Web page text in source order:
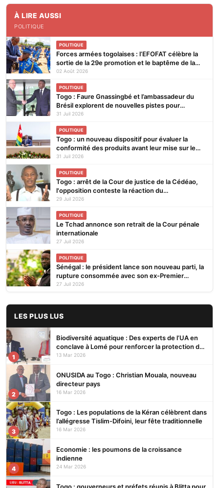
À LIRE AUSSI
POLITIQUE
POLITIQUE
Forces armées togolaises : l’EFOFAT célèbre la
sortie de la 29e promotion et le baptême de la
30e
02 Août 2026
POLITIQUE
Togo : Faure Gnassingbé et l’ambassadeur du
Brésil explorent de nouvelles pistes pour
renforcer la coopération bilatérale
31 Juil 2026
POLITIQUE
Togo : un nouveau dispositif pour évaluer la
conformité des produits avant leur mise sur le
marché
31 Juil 2026
POLITIQUE
Togo : arrêt de la Cour de justice de la Cédéao,
l'opposition conteste la réaction du
gouvernement
29 Juil 2026
POLITIQUE
Le Tchad annonce son retrait de la Cour pénale
internationale
27 Juil 2026
POLITIQUE
Sénégal : le président lance son nouveau parti, la
rupture consommée avec son ex-Premier
ministre
27 Juil 2026
LES PLUS LUS
1
Biodiversité aquatique : Des experts de l’UA en
conclave à Lomé pour renforcer la protection des
écosystèmes
13 Mar 2026
2
ONUSIDA au Togo : Christian Mouala, nouveau
directeur pays
16 Mar 2026
3
Togo : Les populations de la Kéran célèbrent dans
l’allégresse Tislim-Difoini, leur fête traditionnelle
16 Mar 2026
4
Economie : les poumons de la croissance
indienne
24 Mar 2026
Togo : gouverneurs et préfets réunis à Blitta pour